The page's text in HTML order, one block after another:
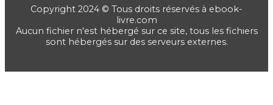
Copyright 2024 © Tous droits réservés à ebook-
livre.com
Aucun fichier n'est hébergé sur ce site, tous les fichiers
sont hébergés sur des serveurs externes.